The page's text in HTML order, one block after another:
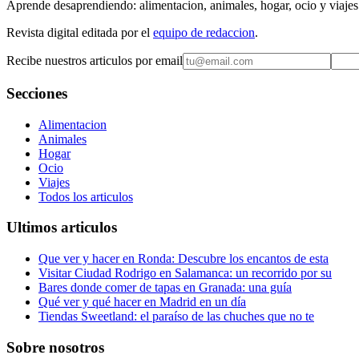
Aprende desaprendiendo: alimentacion, animales, hogar, ocio y
Revista digital editada por el equipo de redaccion.
Recibe nuestros articulos por email
Secciones
Alimentacion
Animales
Hogar
Ocio
Viajes
Todos los articulos
Ultimos articulos
Que ver y hacer en Ronda: Descubre los encantos de esta
Visitar Ciudad Rodrigo en Salamanca: un recorrido por su
Bares donde comer de tapas en Granada: una guía
Qué ver y qué hacer en Madrid en un día
Tiendas Sweetland: el paraíso de las chuches que no te
Sobre nosotros